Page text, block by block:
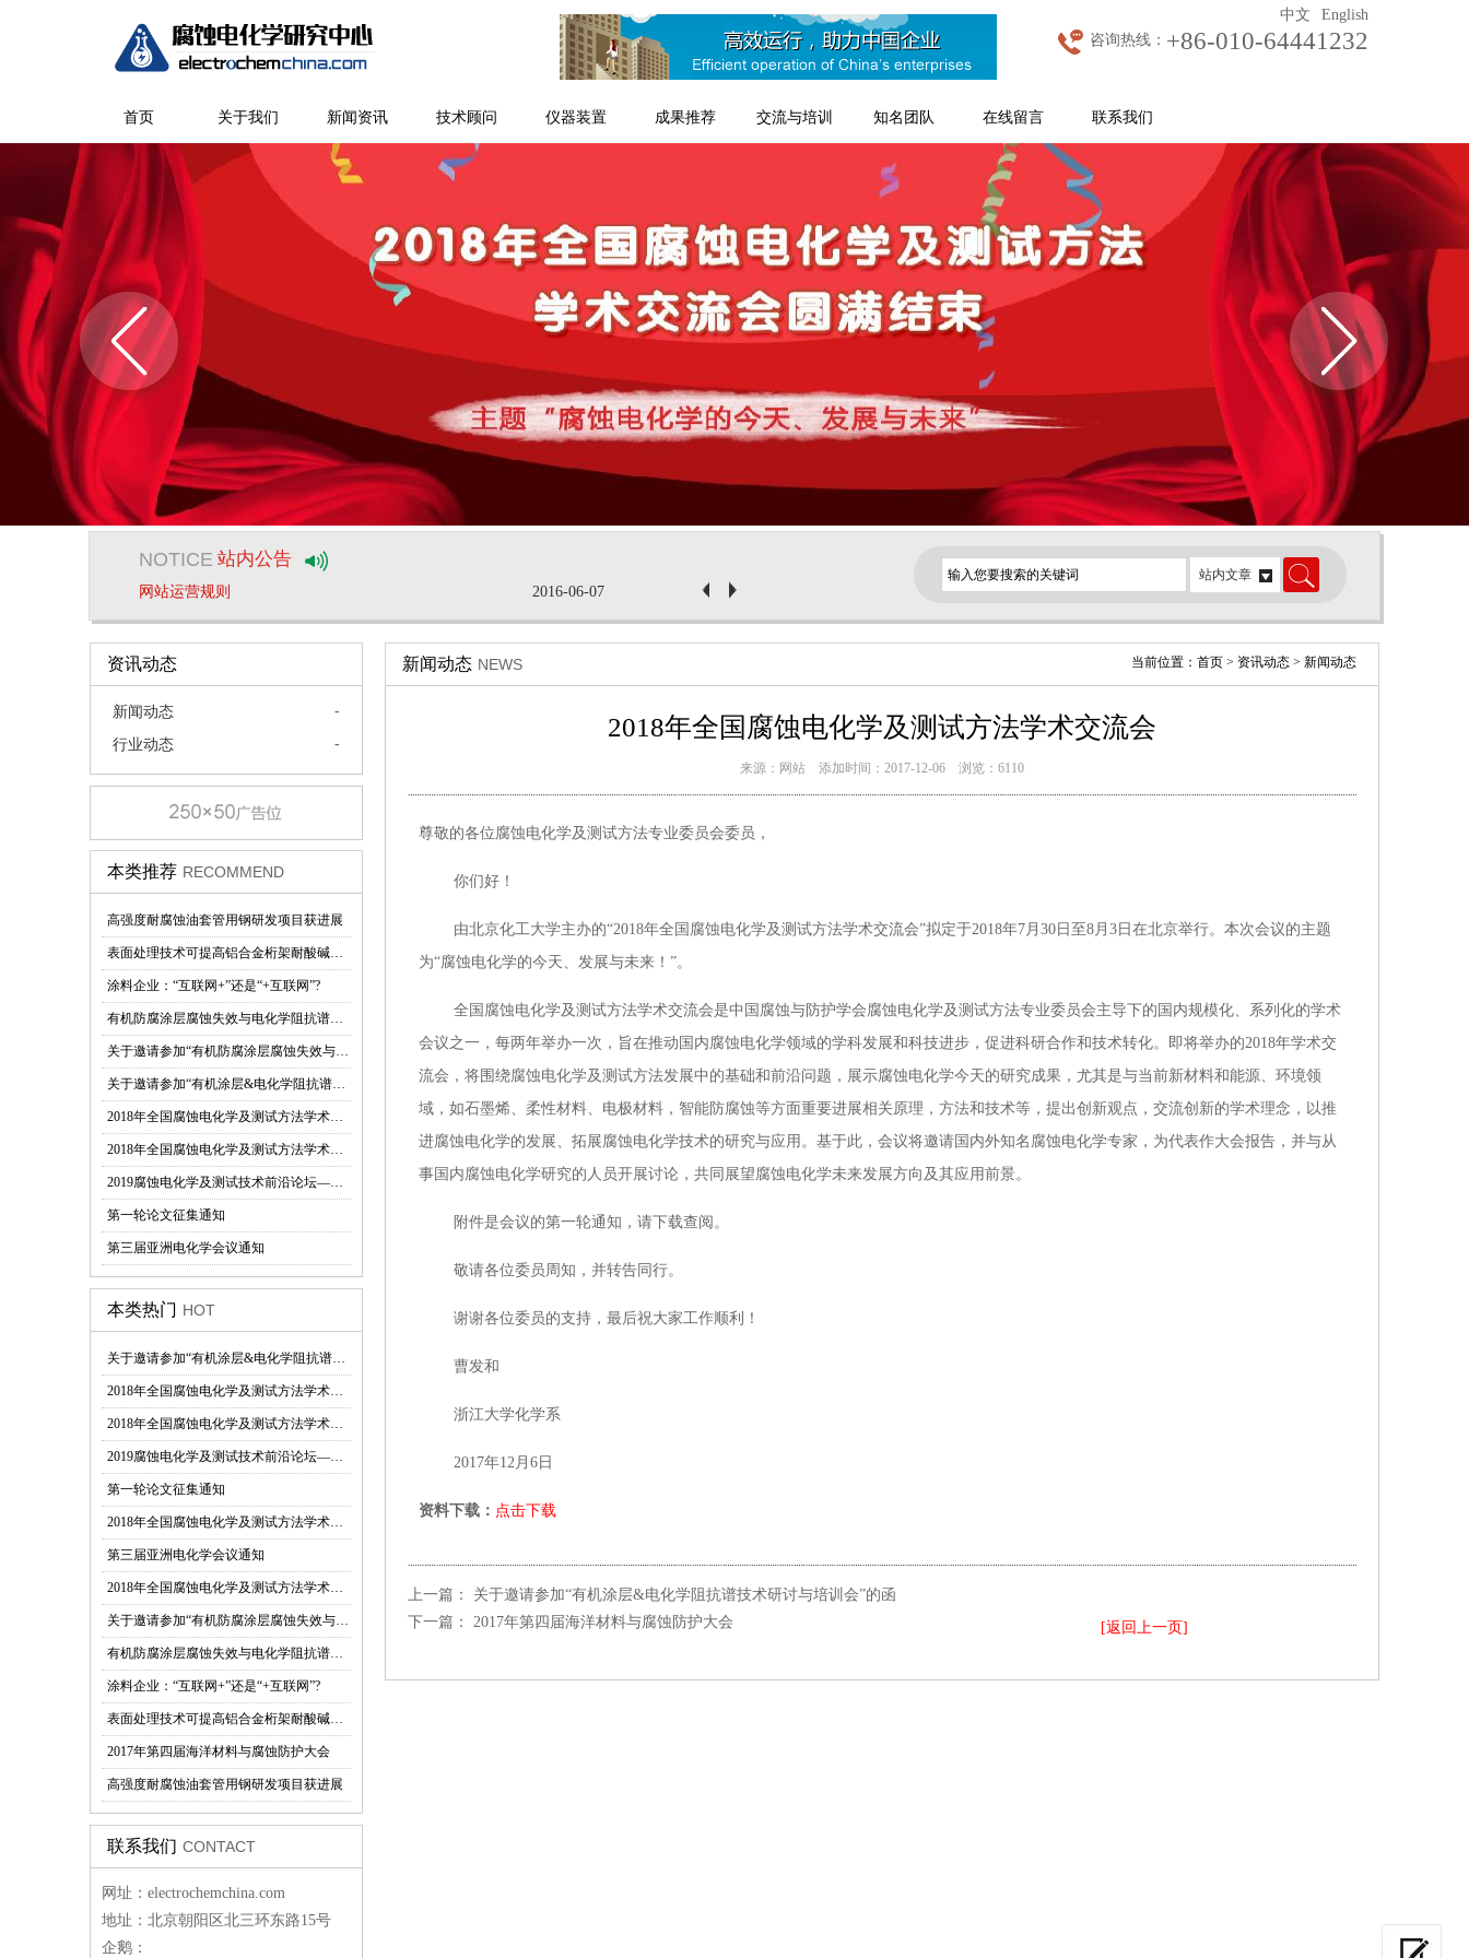
咨询热线： +86-010-64441232
中文 English
首页 关于我们 新闻资讯 技术顾问 仪器装置 成果推荐 交流与培训 知名团队 在线留言 联系我们
NOTICE 站内公告
国际EIS 会议将于2022年4月底北京举行
2019-08-13
公告
网站运营规则
2016-06-07
国际EIS 会议将于2022年4月底北京举行
2019-08-13
公告
网站运营规则
2016-06-07
资讯动态
新闻动态 -
行业动态 -
本类推荐 RECOMMEND
高强度耐腐蚀油套管用钢研发项目获进展
表面处理技术可提高铝合金桁架耐酸碱性能力
涂料企业：“互联网+”还是“+互联网”?
有机防腐涂层腐蚀失效与电化学阻抗谱技术应用研究研讨会即将在西安召开
关于邀请参加“有机防腐涂层腐蚀失效与电化学阻抗谱技术应用研究高级研讨会”的函
关于邀请参加“有机涂层&电化学阻抗谱技术研讨与培训会”的函
2018年全国腐蚀电化学及测试方法学术交流会第三轮通知
2018年全国腐蚀电化学及测试方法学术交流会在京召开
2019腐蚀电化学及测试技术前沿论坛—会议通知(第一轮)
第一轮论文征集通知
第三届亚洲电化学会议通知
本类热门 HOT
关于邀请参加“有机涂层&电化学阻抗谱技术研讨与培训会”的函
2018年全国腐蚀电化学及测试方法学术交流会在京召开
2018年全国腐蚀电化学及测试方法学术交流会第三轮通知
2019腐蚀电化学及测试技术前沿论坛—会议通知(第一轮)
第一轮论文征集通知
2018年全国腐蚀电化学及测试方法学术交流会第二轮通知
第三届亚洲电化学会议通知
2018年全国腐蚀电化学及测试方法学术交流会
关于邀请参加“有机防腐涂层腐蚀失效与电化学阻抗谱技术应用研究高级研讨会”的函
有机防腐涂层腐蚀失效与电化学阻抗谱技术应用研究研讨会即将在西安召开
涂料企业：“互联网+”还是“+互联网”?
表面处理技术可提高铝合金桁架耐酸碱性能力
2017年第四届海洋材料与腐蚀防护大会
高强度耐腐蚀油套管用钢研发项目获进展
联系我们 CONTACT
网址：electrochemchina.com
地址：北京朝阳区北三环东路15号
企鹅：
新闻动态 NEWS 当前位置：首页 > 资讯动态 > 新闻动态
2018年全国腐蚀电化学及测试方法学术交流会
来源：网站 添加时间：2017-12-06 浏览：6110
尊敬的各位腐蚀电化学及测试方法专业委员会委员，
你们好！
由北京化工大学主办的“2018年全国腐蚀电化学及测试方法学术交流会”拟定于2018年7月30日至8月3日在北京举行。本次会议的主题
为“腐蚀电化学的今天、发展与未来！”。
全国腐蚀电化学及测试方法学术交流会是中国腐蚀与防护学会腐蚀电化学及测试方法专业委员会主导下的国内规模化、系列化的学术
会议之一，每两年举办一次，旨在推动国内腐蚀电化学领域的学科发展和科技进步，促进科研合作和技术转化。即将举办的2018年学术交
流会，将围绕腐蚀电化学及测试方法发展中的基础和前沿问题，展示腐蚀电化学今天的研究成果，尤其是与当前新材料和能源、环境领
域，如石墨烯、柔性材料、电极材料，智能防腐蚀等方面重要进展相关原理，方法和技术等，提出创新观点，交流创新的学术理念，以推
进腐蚀电化学的发展、拓展腐蚀电化学技术的研究与应用。基于此，会议将邀请国内外知名腐蚀电化学专家，为代表作大会报告，并与从
事国内腐蚀电化学研究的人员开展讨论，共同展望腐蚀电化学未来发展方向及其应用前景。
附件是会议的第一轮通知，请下载查阅。
敬请各位委员周知，并转告同行。
谢谢各位委员的支持，最后祝大家工作顺利！
曹发和
浙江大学化学系
2017年12月6日
资料下载： 点击下载
上一篇： 关于邀请参加“有机涂层&电化学阻抗谱技术研讨与培训会”的函
下一篇： 2017年第四届海洋材料与腐蚀防护大会 [返回上一页]